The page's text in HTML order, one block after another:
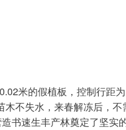
不失水，来春解冻后，
书速生丰产林奠定了坚实的